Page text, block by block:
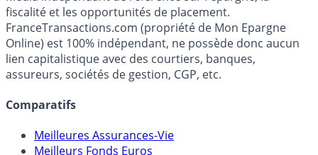
Premier guide épargne de France, en ligne depuis 2001.
Média indépendant de référence sur l'épargne, la
fiscalité et les opportunités de placement.
FranceTransactions.com (propriété de Mon Epargne
Online) est 100% indépendant, ne possède donc aucun
assureurs, sociétés de gestion, CGP, etc.
Comparatifs